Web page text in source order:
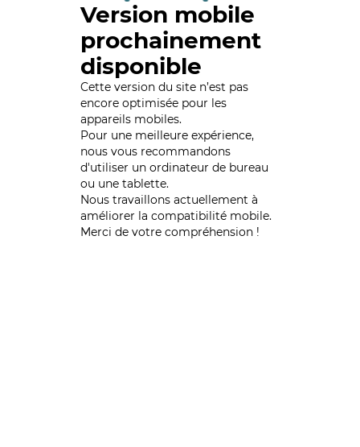
Version mobile
prochainement
disponible
Cette version du site n’est pas
encore optimisée pour les
appareils mobiles.
Pour une meilleure expérience,
nous vous recommandons
d'utiliser un ordinateur de bureau
ou une tablette.
Nous travaillons actuellement à
améliorer la compatibilité mobile.
Merci de votre compréhension !